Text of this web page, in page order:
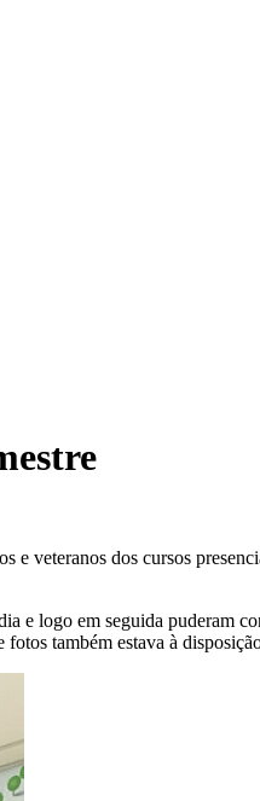
veteranos dos cursos
logo em seguida puderam
também estava à